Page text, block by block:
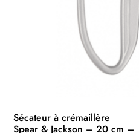
Sécateur à crémaillère
Spear & Jackson – 20 cm –